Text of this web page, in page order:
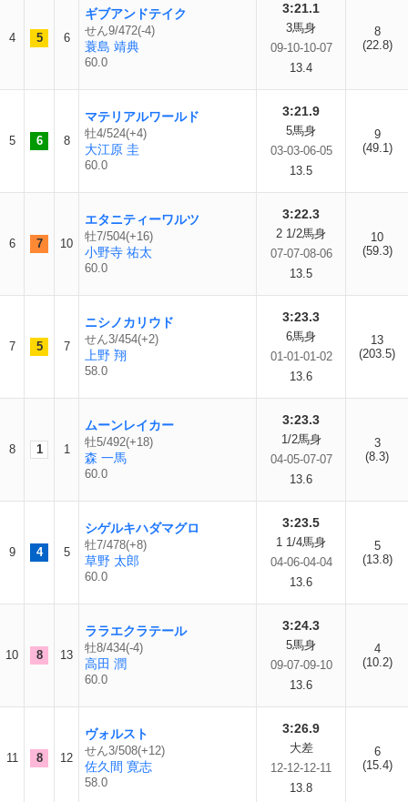
4 5 6
ギブアンドテイク
せん9/472(-4)
蓑島 靖典
60.0
3:21.1
3馬身
09-10-10-07
13.4
8
(22.8)
5 6 8
マテリアルワールド
牡4/524(+4)
大江原 圭
60.0
3:21.9
5馬身
03-03-06-05
13.5
9
(49.1)
6 7 10
エタニティーワルツ
牡7/504(+16)
小野寺 祐太
60.0
3:22.3
2 1/2馬身
07-07-08-06
13.5
10
(59.3)
7 5 7
ニシノカリウド
せん3/454(+2)
上野 翔
58.0
3:23.3
6馬身
01-01-01-02
13.6
13
(203.5)
8 1 1
ムーンレイカー
牡5/492(+18)
森 一馬
60.0
3:23.3
1/2馬身
04-05-07-07
13.6
3
(8.3)
9 4 5
シゲルキハダマグロ
牡7/478(+8)
草野 太郎
60.0
3:23.5
1 1/4馬身
04-06-04-04
13.6
5
(13.8)
10 8 13
ララエクラテール
牡8/434(-4)
高田 潤
60.0
3:24.3
5馬身
09-07-09-10
13.6
4
(10.2)
11 8 12
ヴォルスト
せん3/508(+12)
佐久間 寛志
58.0
3:26.9
大差
12-12-12-11
13.8
6
(15.4)